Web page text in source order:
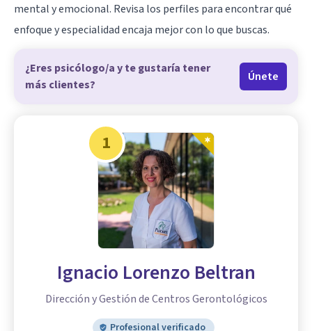
mental y emocional. Revisa los perfiles para encontrar qué
enfoque y especialidad encaja mejor con lo que buscas.
¿Eres psicólogo/a y te gustaría tener
más clientes?
Únete
1
Ignacio Lorenzo Beltran
Dirección y Gestión de Centros Gerontológicos
Profesional verificado